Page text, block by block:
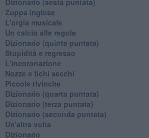
Zuppa inglese
L'orgia musicale
Un calcio alle regole
Dizionario (quinta puntata)
Stupidità e regresso
L'incoronazione
Nozze e fichi secchi
Piccole rivincite
​Dizionario (quarta puntata)
​Dizionario (terza puntata)
​Dizionario (seconda puntata)
Un'altra volta
Dizionario